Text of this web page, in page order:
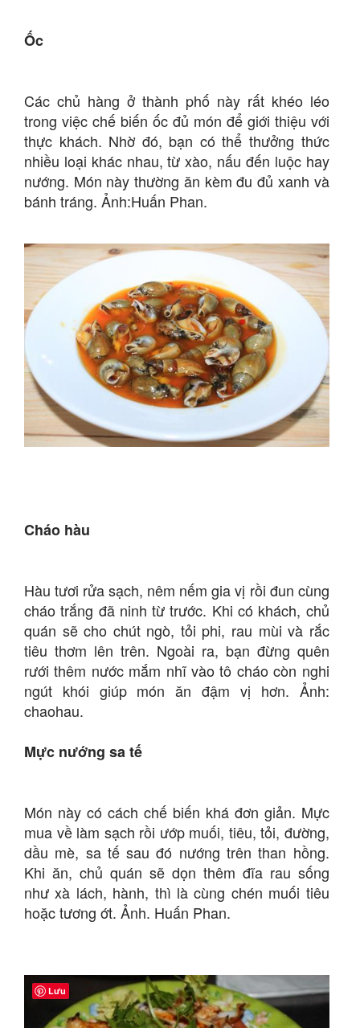
Ốc
Các chủ hàng ở thành phố này rất khéo léo
trong việc chế biến ốc đủ món để giới thiệu với
thực khách. Nhờ đó, bạn có thể thưởng thức
nhiều loại khác nhau, từ xào, nấu đến luộc hay
nướng. Món này thường ăn kèm đu đủ xanh và
bánh tráng. Ảnh:Huấn Phan.
Cháo hàu
Hàu tươi rửa sạch, nêm nếm gia vị rồi đun cùng
cháo trắng đã ninh từ trước. Khi có khách, chủ
quán sẽ cho chút ngò, tỏi phi, rau mùi và rắc
tiêu thơm lên trên. Ngoài ra, bạn đừng quên
rưới thêm nước mắm nhĩ vào tô cháo còn nghi
ngút khói giúp món ăn đậm vị hơn. Ảnh:
chaohau.
Mực nướng sa tế
Món này có cách chế biến khá đơn giản. Mực
mua về làm sạch rồi ướp muối, tiêu, tỏi, đường,
dầu mè, sa tế sau đó nướng trên than hồng.
Khi ăn, chủ quán sẽ dọn thêm đĩa rau sống
như xà lách, hành, thì là cùng chén muối tiêu
hoặc tương ớt. Ảnh. Huấn Phan.
Lưu